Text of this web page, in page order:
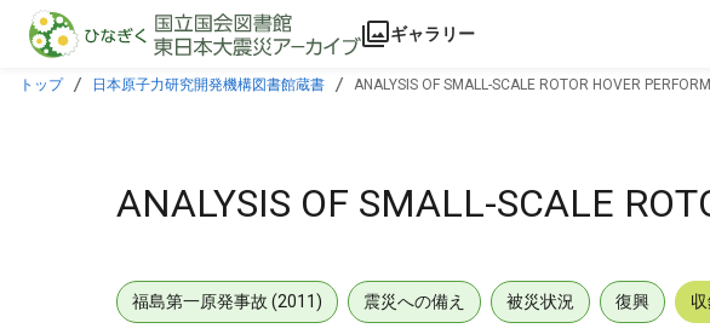
本文に飛ぶ
ギャラリー
トップ 日本原子力研究開発機構図書館蔵書 ANALYSIS OF SMALL-SCALE ROTOR HOVER
ANALYSIS OF SMALL-SCALE
福島第一原発事故 (2011) 震災への備え 被災状況 復興